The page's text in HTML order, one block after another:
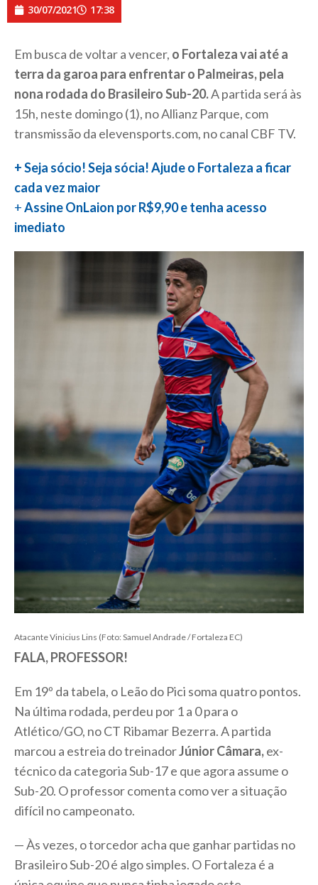
30/07/2021 17:38
Em busca de voltar a vencer, o Fortaleza vai até a
terra da garoa para enfrentar o Palmeiras, pela
nona rodada do Brasileiro Sub-20.A partida será às
15h, neste domingo (1), no Allianz Parque, com
transmissão da elevensports.com, no canal CBF TV.
+ Seja sócio! Seja sócia! Ajude o Fortaleza a ficar
cada vez maior
+Assine OnLaion por R$9,90 e tenha acesso
imediato
Atacante Vinicius Lins (Foto: Samuel Andrade / Fortaleza EC)
FALA, PROFESSOR!
Em 19º da tabela, o Leão do Pici soma quatro pontos.
Na última rodada, perdeu por 1 a 0 para o
Atlético/GO, no CT Ribamar Bezerra. A partida
marcou a estreia do treinadorJúnior Câmara,ex-
técnico da categoria Sub-17 e que agora assume o
Sub-20. O professor comenta como ver a situação
difícil no campeonato.
— Às vezes, o torcedor acha que ganhar partidas no
Brasileiro Sub-20 é algo simples. O Fortaleza é a